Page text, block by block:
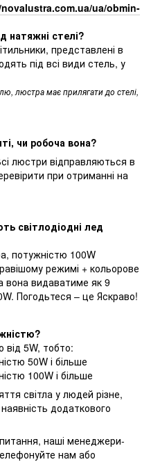
ua/obmin-
натяжні стелі?
представлені в
під всі види стель, у
люстра має прилягати до стелі,
чи робоча вона?
люстри відправляються в
при отриманні на
світлодіодні лед
потужністю 100W
режимі + кольорове
вона видаватиме як 9
Погодьтеся – це Яскраво!
від 5W, тобто:
50W і більше
100W і більше
світла у людей різне,
додаткового
наші менеджери-
нам або